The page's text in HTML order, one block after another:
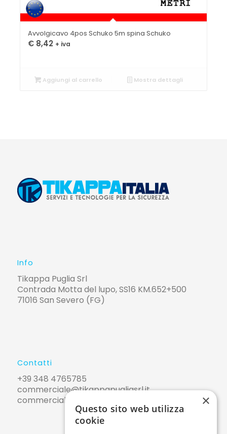
Avvolgicavo 4pos Schuko 5m spina Schuko
€8,42 + iva
Aggiungi al carrello Mostra dettagli
Info
Tikappa Puglia Srl
Contrada Motta del lupo, SS16 KM.652+500
71016 San Severo (FG)
Contatti
+39 348 4765785
commerciale@tikappapugliasrl.it
commerciale@pec.tikappapugliasrl.it
×
Questo sito web utilizza
cookie